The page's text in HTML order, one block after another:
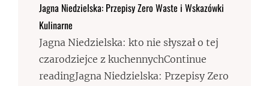
Jagna Niedzielska: Przepisy Zero Waste i Wskazówki
Kulinarne
Jagna Niedzielska: kto nie słyszał o tej
czarodziejce z kuchennychContinue
readingJagna Niedzielska: Przepisy Zero